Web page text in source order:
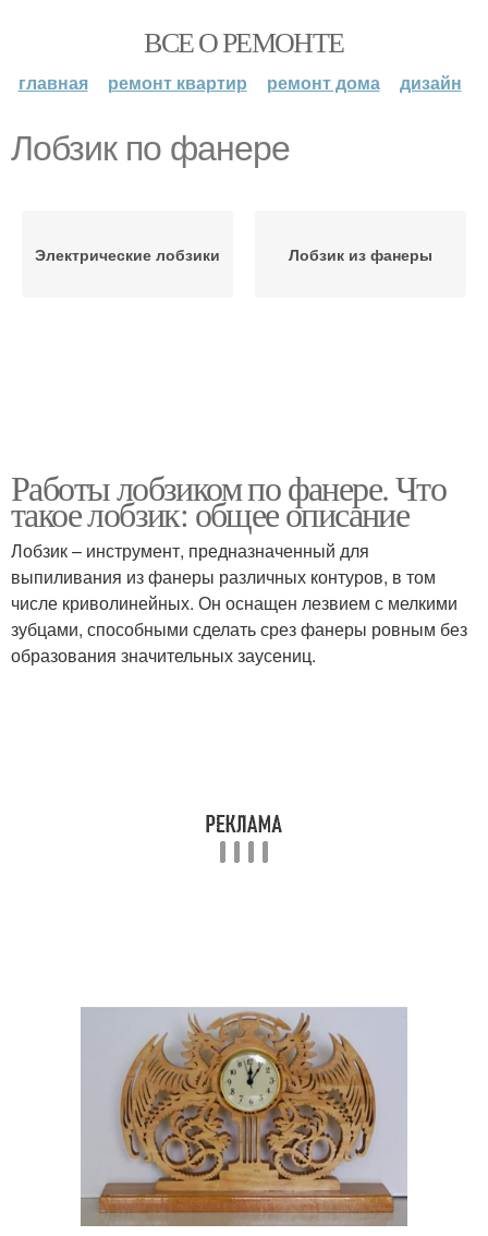
ВСЕ О РЕМОНТЕ
главная ремонт квартир ремонт дома дизайн
Лобзик по фанере
Электрические лобзики Лобзик из фанеры
Работы лобзиком по фанере. Что
такое лобзик: общее описание
Лобзик – инструмент, предназначенный для
выпиливания из фанеры различных контуров, в том
числе криволинейных. Он оснащен лезвием с мелкими
зубцами, способными сделать срез фанеры ровным без
образования значительных заусениц.